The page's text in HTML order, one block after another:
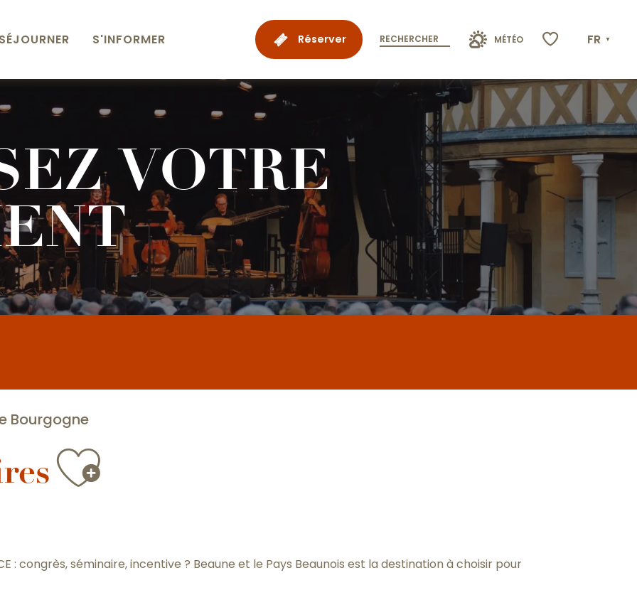
Réserver RECHERCHER MÉTÉO FR
S'INFORMER
VOTRE
Bourgogne
Ajouter aux favoris
: congrès, séminaire, incentive ? Beaune et le Pays Beaunois est la destination à choisir pour